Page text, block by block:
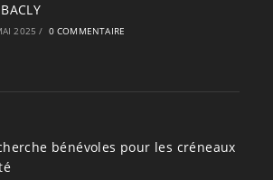
2025 / 0 COMMENTAIRE
bénévoles pour les créneaux